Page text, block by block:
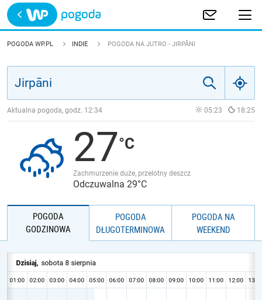
Trwa ładowanie
POLSKA
JAKOŚĆ POWIETRZA
POGODA WP.PL INDIE POGODA NA JUTRO - JIRPĀNI
Aktualna pogoda, godz. 12:34 05:23 18:25
27
Zachmurzenie duże, przelotny deszcz
Odczuwalna 29°C
POGODA
GODZINOWA
POGODA
DŁUGOTERMINOWA
POGODA NA
WEEKEND